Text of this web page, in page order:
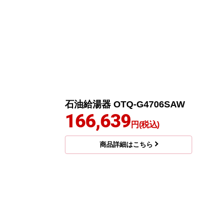
石油給湯器 OTQ-G4706SAW
166,639円(税込)
商品詳細はこちら